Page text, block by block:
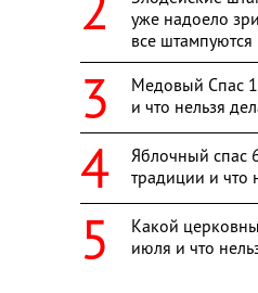
уже надоело
все
Медовый Спас 1
и что нельзя
Яблочный спас
традиции и что
Какой
июля и что